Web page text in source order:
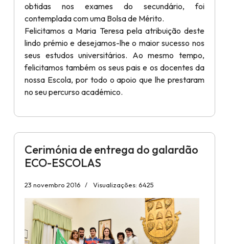
obtidas nos exames do secundário, foi
contemplada com uma Bolsa de Mérito.
Felicitamos a Maria Teresa pela atribuição deste
lindo prémio e desejamos-lhe o maior sucesso nos
seus estudos universitários. Ao mesmo tempo,
felicitamos também os seus pais e os docentes da
nossa Escola, por todo o apoio que lhe prestaram
no seu percurso académico.
Cerimónia de entrega do galardão
ECO-ESCOLAS
23 novembro 2016 Visualizações: 6425